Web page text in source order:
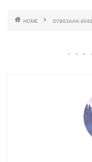
HOME D7B63AAA-